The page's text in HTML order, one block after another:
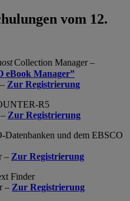
vom 12.
Collection Manager –
eBook Manager”
Zur Registrierung
R5
Zur Registrierung
Datenbanken und dem EBSCO
– Zur Registrierung
Finder
– Zur Registrierung